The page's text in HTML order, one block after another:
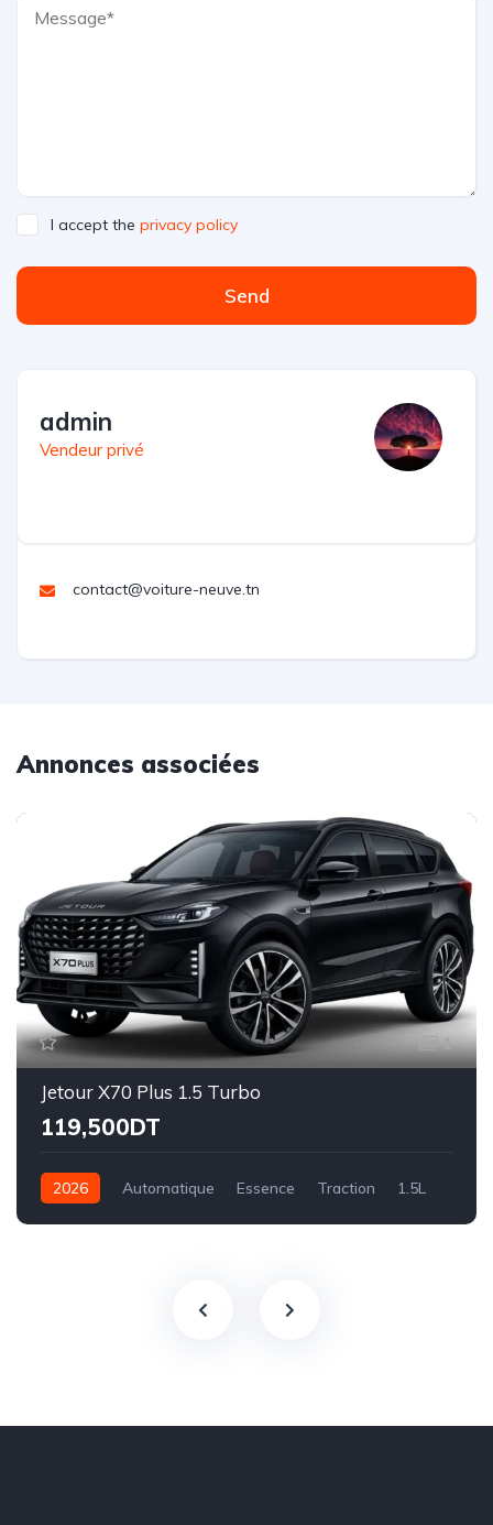
I accept the privacy policy
Send
admin
Vendeur privé
contact@voiture-neuve.tn
Annonces associées
1
Jetour X70 Plus 1.5 Turbo
119,500DT
2026 Automatique Essence Traction 1.5L